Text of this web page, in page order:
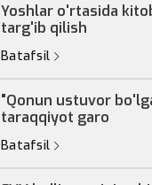
Yoshlar o'rtasida
targ'ib qilish
Batafsil
"Qonun ustuvor
taraqqiyot garo
Batafsil